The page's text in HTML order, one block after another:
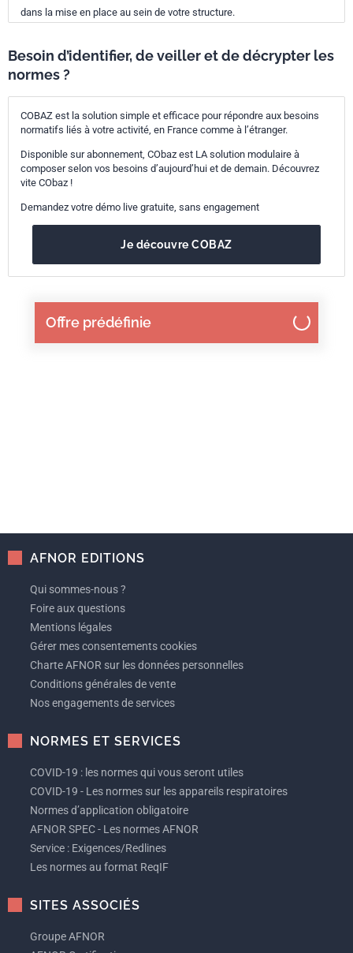
Offre prédéfinie
dans la mise en place au sein de votre structure.
Besoin d’identifier, de veiller et de décrypter les
normes ?
COBAZ est la solution simple et efficace pour répondre aux besoins
normatifs liés à votre activité, en France comme à l’étranger.
Disponible sur abonnement, CObaz est LA solution modulaire à
composer selon vos besoins d’aujourd’hui et de demain. Découvrez
vite CObaz !
Demandez votre démo live gratuite, sans engagement
Je découvre COBAZ
AFNOR EDITIONS
Qui sommes-nous ?
Foire aux questions
Mentions légales
Gérer mes consentements cookies
Charte AFNOR sur les données personnelles
Conditions générales de vente
Nos engagements de services
NORMES ET SERVICES
COVID-19 : les normes qui vous seront utiles
COVID-19 - Les normes sur les appareils respiratoires
Normes d’application obligatoire
AFNOR SPEC - Les normes AFNOR
Service : Exigences/Redlines
Les normes au format ReqIF
SITES ASSOCIÉS
Groupe AFNOR